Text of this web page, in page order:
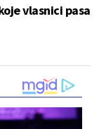
vlasnici pasa